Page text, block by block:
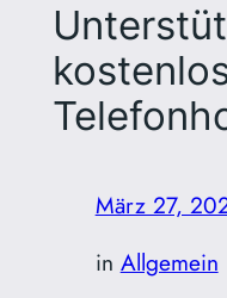
März 27,
in Allgemein